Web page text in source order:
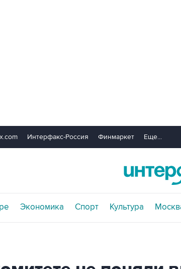
Интерфакс-Россия Финмаркет Еще...
Экономика Спорт Культура